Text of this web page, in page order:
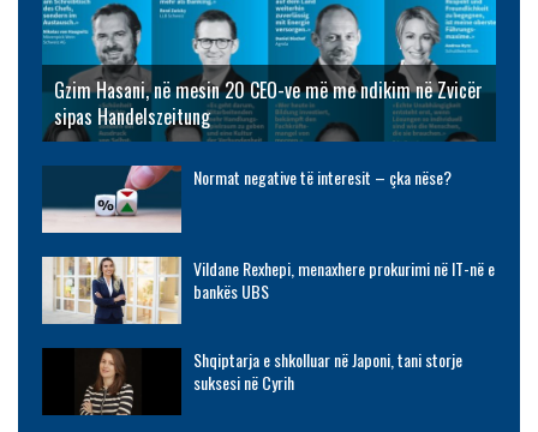
Gzim Hasani, në mesin 20 CEO-ve më me ndikim në Zvicër
sipas Handelszeitung
Normat negative të interesit – çka nëse?
Vildane Rexhepi, menaxhere prokurimi në IT-në e
bankës UBS
Shqiptarja e shkolluar në Japoni, tani storje
suksesi në Cyrih